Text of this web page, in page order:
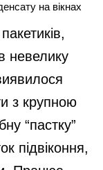
на вікнах
невелику
з крупною
“пастку”
підвіконня,